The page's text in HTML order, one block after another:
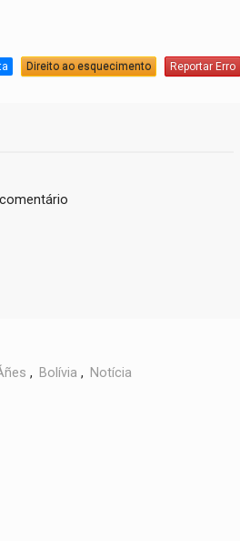
Direito ao esquecimento Reportar Erro
, Bolívia , Notícia